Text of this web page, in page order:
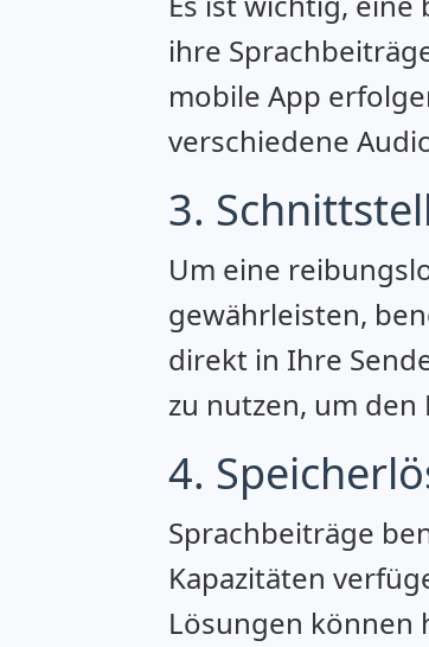
ihre
mobile App
verschiedene
3.
Um eine
gewährleisten,
direkt in Ihre
zu nutzen, um
4.
Sprachbeiträge
Kapazitäten
Lösungen können